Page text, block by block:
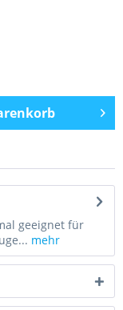
geeignet für
mehr